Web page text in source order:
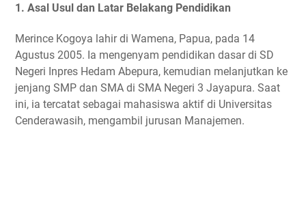
1. Asal Usul dan Latar Belakang Pendidikan
Merince Kogoya lahir di Wamena, Papua, pada 14
Agustus 2005. Ia mengenyam pendidikan dasar di SD
Negeri Inpres Hedam Abepura, kemudian melanjutkan ke
jenjang SMP dan SMA di SMA Negeri 3 Jayapura. Saat
ini, ia tercatat sebagai mahasiswa aktif di Universitas
Cenderawasih, mengambil jurusan Manajemen.